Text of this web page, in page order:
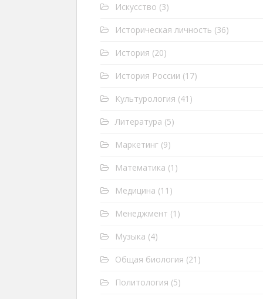
Искусство (3)
Историческая личность (36)
История (20)
История России (17)
Культурология (41)
Литература (5)
Маркетинг (9)
Математика (1)
Медицина (11)
Менеджмент (1)
Музыка (4)
Общая биология (21)
Политология (5)